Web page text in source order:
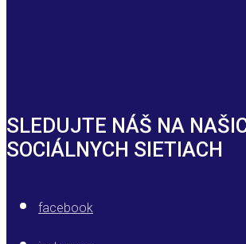
SLEDUJTE NÁŠ NA
SOCIÁLNYCH SIETIACH
facebook